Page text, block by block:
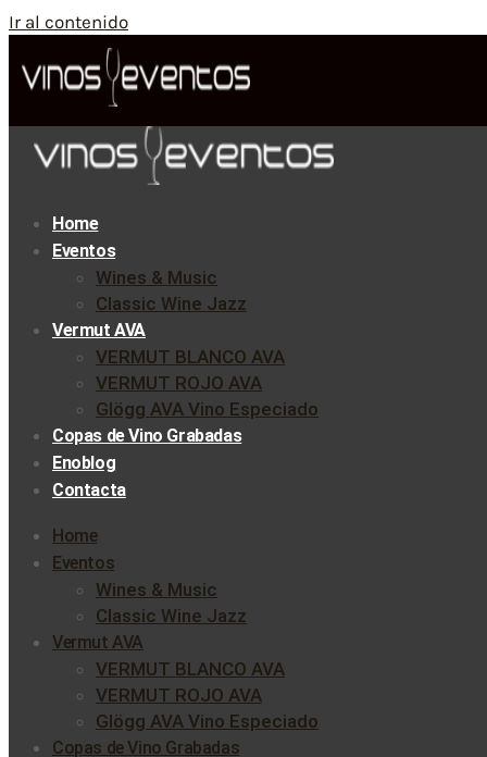
Ir al contenido
Home
Eventos
Wines & Music
Classic Wine Jazz
Vermut AVA
VERMUT BLANCO AVA
VERMUT ROJO AVA
Glögg AVA Vino Especiado
Copas de Vino Grabadas
Enoblog
Contacta
Home
Eventos
Wines & Music
Classic Wine Jazz
Vermut AVA
VERMUT BLANCO AVA
VERMUT ROJO AVA
Glögg AVA Vino Especiado
Copas de Vino Grabadas